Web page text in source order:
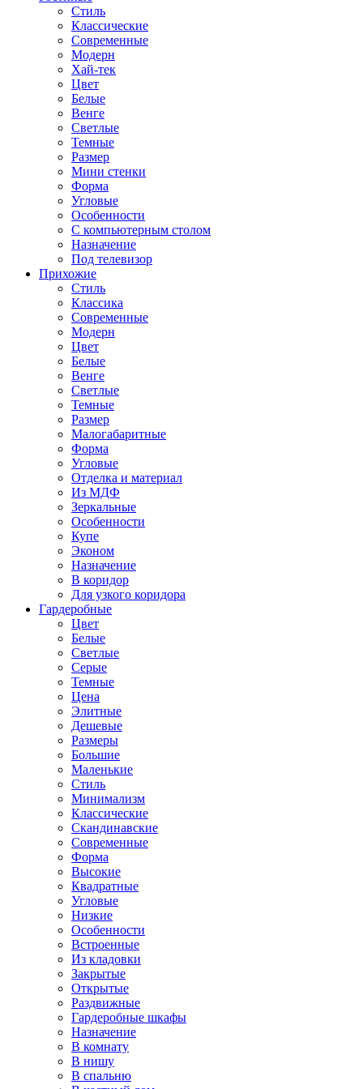
Стиль
Классические
Современные
Модерн
Хай-тек
Цвет
Белые
Венге
Светлые
Темные
Размер
Мини стенки
Форма
Угловые
Особенности
С компьютерным столом
Назначение
Под телевизор
Прихожие
Стиль
Классика
Современные
Модерн
Цвет
Белые
Венге
Светлые
Темные
Размер
Малогабаритные
Форма
Угловые
Отделка и материал
Из МДФ
Зеркальные
Особенности
Купе
Эконом
Назначение
В коридор
Для узкого коридора
Гардеробные
Цвет
Белые
Светлые
Серые
Темные
Цена
Элитные
Дешевые
Размеры
Большие
Маленькие
Стиль
Минимализм
Классические
Скандинавские
Современные
Форма
Высокие
Квадратные
Угловые
Низкие
Особенности
Встроенные
Из кладовки
Закрытые
Открытые
Раздвижные
Гардеробные шкафы
Назначение
В комнату
В нишу
В спальню